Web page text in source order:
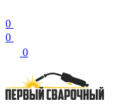
0
0
0